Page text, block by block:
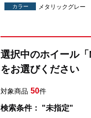
カラー メタリックグレー
選択中のホイール
をお選びください
対象商品 50件
検索条件： "未指定"